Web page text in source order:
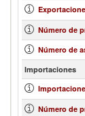
Número de
Número de
Importaciones
Número de